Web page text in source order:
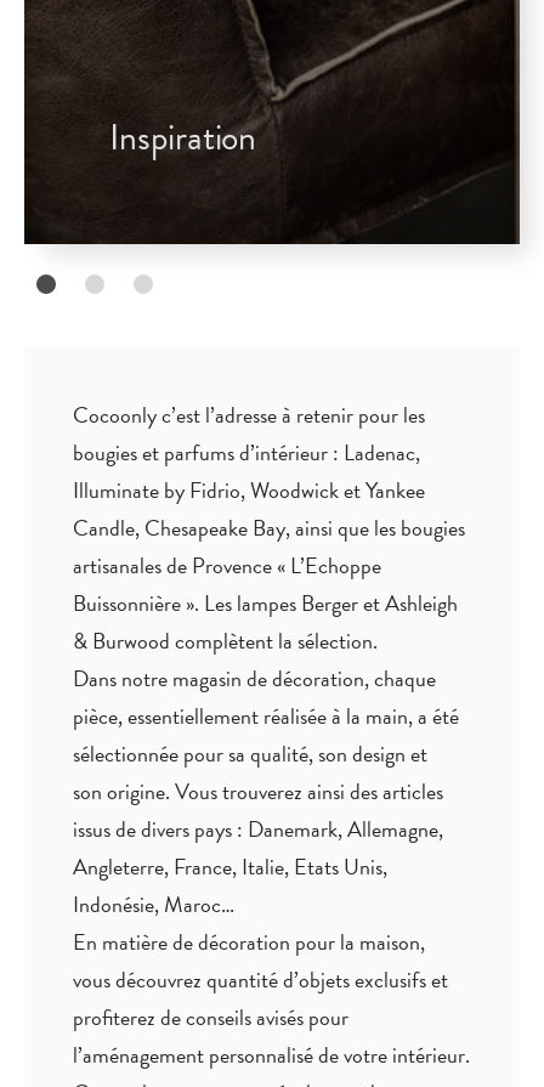
Inspiration
Cocoonly c’est l’adresse à retenir pour les
bougies et parfums d’intérieur : Ladenac,
Illuminate by Fidrio, Woodwick et Yankee
Candle, Chesapeake Bay, ainsi que les bougies
artisanales de Provence « L’Echoppe
Buissonnière ». Les lampes Berger et Ashleigh
& Burwood complètent la sélection.
Dans notre magasin de décoration, chaque
pièce,essentiellement réalisée à la main, a été
sélectionnée pour sa qualité, son design et
son origine. Vous trouverez ainsi des articles
issus de divers pays : Danemark, Allemagne,
Angleterre, France, Italie, Etats Unis,
Indonésie, Maroc…
En matière de décoration pour la maison,
vous découvrez quantitéd’objets exclusifset
profiterez deconseils aviséspour
l’aménagement personnalisé de votre intérieur.